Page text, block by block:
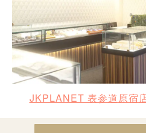
JKPLANET 表参道原宿